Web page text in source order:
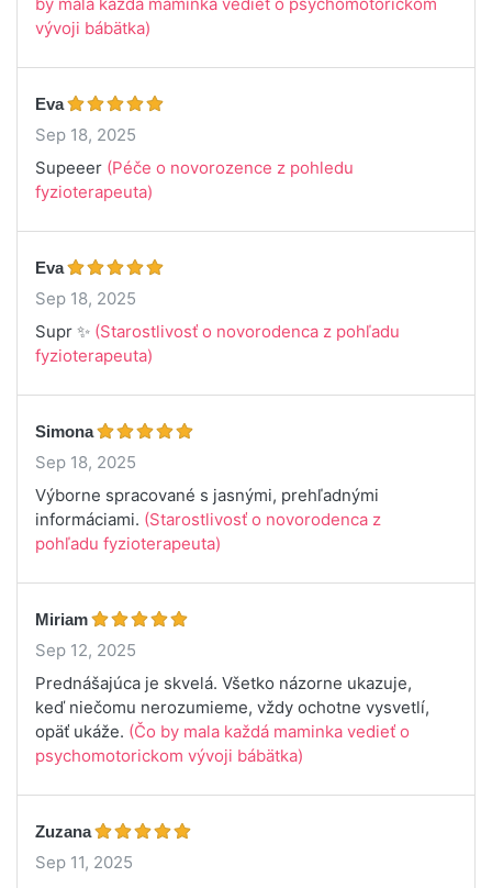
vývoji bábätka)
Eva
Sep 18, 2025
Supeeer (Péče o novorozence z pohledu
fyzioterapeuta)
Eva
Sep 18, 2025
Supr ✨️ (Starostlivosť o novorodenca z pohľadu
fyzioterapeuta)
Simona
Sep 18, 2025
Výborne spracované s jasnými, prehľadnými
informáciami. (Starostlivosť o novorodenca z
pohľadu fyzioterapeuta)
Miriam
Sep 12, 2025
Prednášajúca je skvelá. Všetko názorne ukazuje,
keď niečomu nerozumieme, vždy ochotne vysvetlí,
opäť ukáže. (Čo by mala každá maminka vedieť o
psychomotorickom vývoji bábätka)
Zuzana
Sep 11, 2025